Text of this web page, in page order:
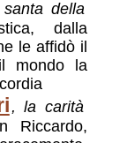
della
dalla
le affidò il
mondo la
, la carità
Riccardo,